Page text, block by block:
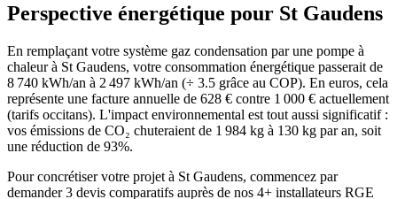
Perspective énergétique pour St Gaudens
En remplaçant votre système gaz condensation par une pompe à
chaleur à St Gaudens, votre consommation énergétique passerait de
8 740 kWh/an à 2 497 kWh/an (÷ 3.5 grâce au COP). En euros, cela
représente une facture annuelle de 628 € contre 1 000 € actuellement
(tarifs occitans). L'impact environnemental est tout aussi significatif :
vos émissions de CO₂ chuteraient de 1 984 kg à 130 kg par an, soit
une réduction de 93%.
Pour concrétiser votre projet à St Gaudens, commencez par
demander 3 devis comparatifs auprès de nos 4+ installateurs RGE